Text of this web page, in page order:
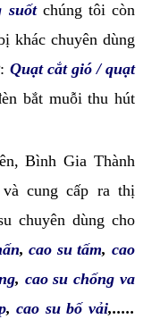
suốtchúng tôi còn
khác chuyên dùng
Quạt cắt gió / quạt
bắt muỗi thu hút
Bình Gia Thành
cung cấp ra thị
chuyên dùng cho
,cao su tấm, cao
, cao su chống va
,cao su bố vải,.....